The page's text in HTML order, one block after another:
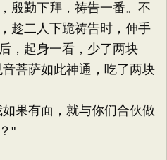
殷勤下拜，祷告一番。不
趁二人下跪祷告时，伸手
，起身一看，少了两块
菩萨如此神通，吃了两块
果有面，就与你们合伙做
"